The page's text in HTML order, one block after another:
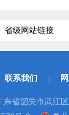
省级网站链接
联系我们
东省韶关市武江